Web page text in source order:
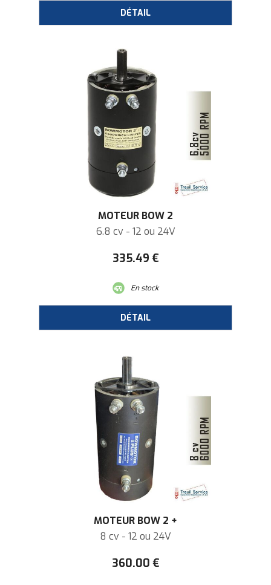
MOTEUR BOW 2
6.8 cv - 12 ou 24V
335.49 €
En stock
MOTEUR BOW 2 +
8 cv - 12 ou 24V
360.00 €